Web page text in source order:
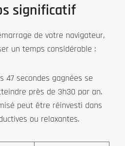
significatif
de votre navigateur,
un temps considérable :
47 secondes gagnées se
près de 3h30 par an.
peut être réinvesti dans
ou relaxantes.